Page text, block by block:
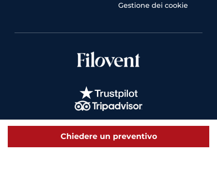
Chiedere un preventivo
Gestione dei cookie
© 2026 Filovent